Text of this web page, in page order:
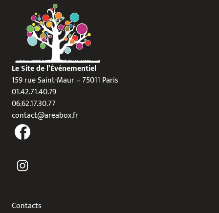
Le Site de l’Événementiel
159 rue Saint-Maur – 75011 Paris
01.42.71.40.79
06.62.17.30.77
contact@areabox.fr
Contacts